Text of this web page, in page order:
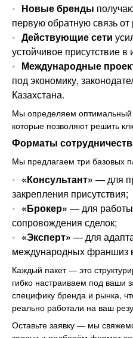
Новые бренды
первую обратную связь от
Действующие сети
устойчивое присутствие
Международные
под экономику,
Казахстана.
Мы определяем
которые позволяют решить
Форматы
Мы предлагаем три базовых
«Консультант» — для
закрепления присутствия;
«Брокер» — для работы
сопровождения сделок;
«Эксперт» — для
международных франшиз
Каждый пакет — это
гибко настраиваем под ваши
специфику бренда и рынка,
реально работали на ваш
Оставьте заявку — мы